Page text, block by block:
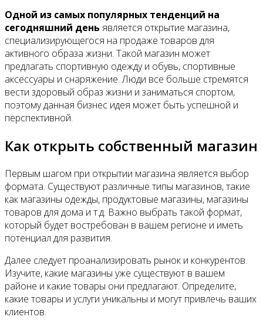
Контакты
Одной из самых популярных тенденций на
сегодняшний день является открытие магазина,
специализирующегося на продаже товаров для
активного образа жизни. Такой магазин может
предлагать спортивную одежду и обувь, спортивные
аксессуары и снаряжение. Люди все больше стремятся
вести здоровый образ жизни и заниматься спортом,
поэтому данная бизнес идея может быть успешной и
перспективной.
Как открыть собственный магазин
Первым шагом при открытии магазина является выбор
формата. Существуют различные типы магазинов, такие
как магазины одежды, продуктовые магазины, магазины
товаров для дома и т.д. Важно выбрать такой формат,
который будет востребован в вашем регионе и иметь
потенциал для развития.
Далее следует проанализировать рынок и конкурентов.
Изучите, какие магазины уже существуют в вашем
районе и какие товары они предлагают. Определите,
какие товары и услуги уникальны и могут привлечь ваших
клиентов.